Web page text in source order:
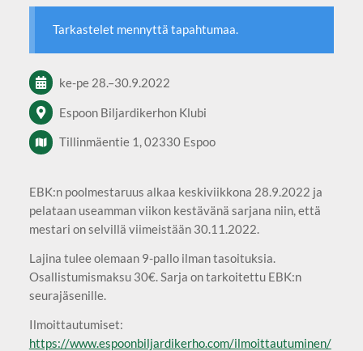
Tarkastelet mennyttä tapahtumaa.
ke-pe 28.–30.9.2022
Espoon Biljardikerhon Klubi
Tillinmäentie 1, 02330 Espoo
EBK:n poolmestaruus alkaa keskiviikkona 28.9.2022 ja
pelataan useamman viikon kestävänä sarjana niin, että
mestari on selvillä viimeistään 30.11.2022.
Lajina tulee olemaan 9-pallo ilman tasoituksia.
Osallistumismaksu 30€. Sarja on tarkoitettu EBK:n
seurajäsenille.
Ilmoittautumiset:
https://www.espoonbiljardikerho.com/ilmoittautuminen/